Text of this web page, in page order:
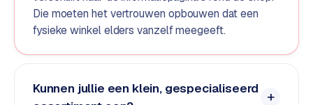
i
a
m
d
Die moeten het vertrouwen opbouwen dat een
fysieke winkel elders vanzelf meegeeft.
Kunnen jullie een klein, gespecialiseerd